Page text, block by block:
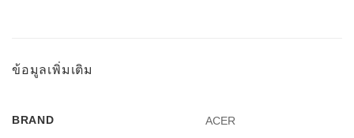
ข้อมูลเพิ่มเติม
BRAND ACER